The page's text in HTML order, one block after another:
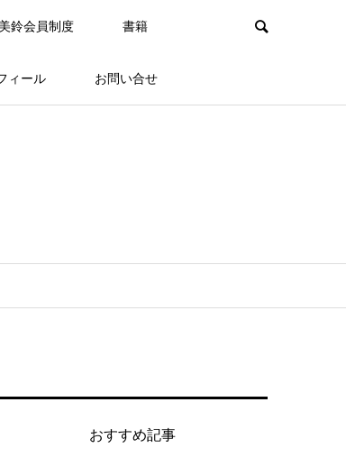
美鈴会員制度 書籍
ィール お問い合せ
おすすめ記事